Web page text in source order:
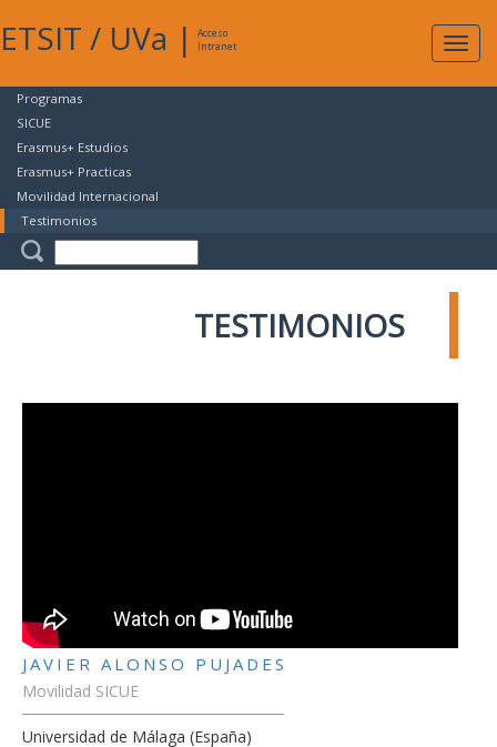
ETSIT / UVa |
Acceso
Intranet
Programas
SICUE
Erasmus+ Estudios
Erasmus+ Practicas
Movilidad Internacional
Testimonios
TESTIMONIOS
JAVIER ALONSO PUJADES
Movilidad SICUE
Universidad de Málaga (España)